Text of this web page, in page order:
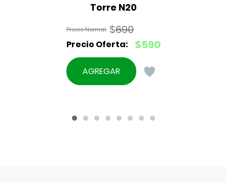
Torre N20
$690
El
precio
original
$590
El
precio
actual
AGREGAR